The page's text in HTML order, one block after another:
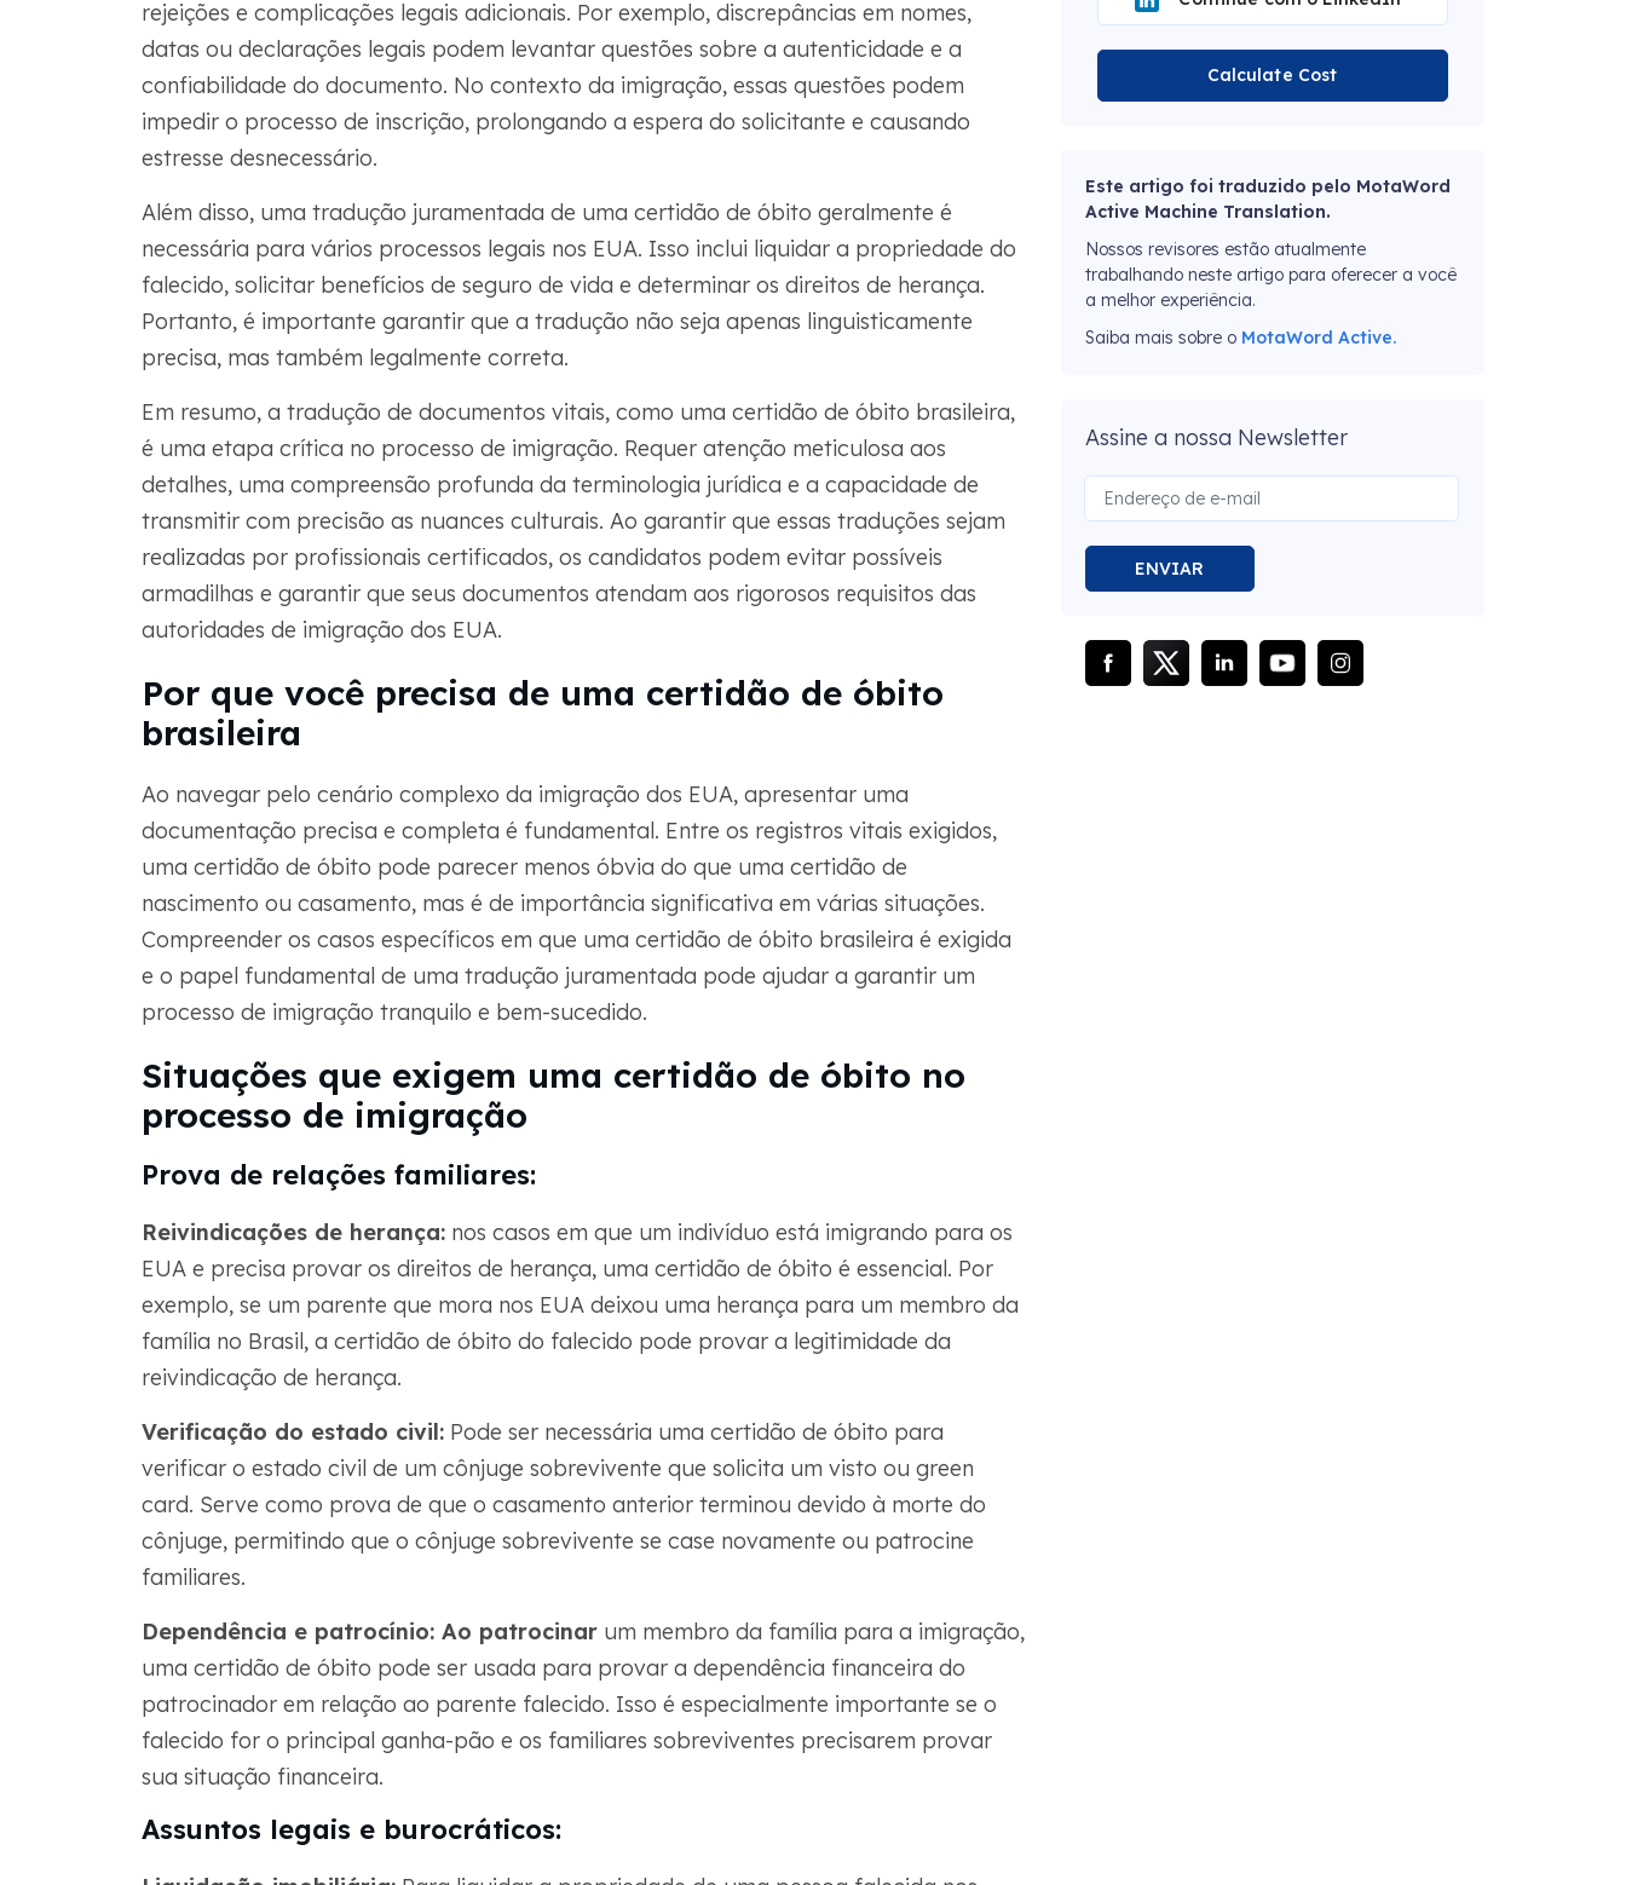
rejeições e complicações legais adicionais. Por exemplo, discrepâncias em nomes,
datas ou declarações legais podem levantar questões sobre a autenticidade e a
confiabilidade do documento. No contexto da imigração, essas questões podem
impedir o processo de inscrição, prolongando a espera do solicitante e causando
estresse desnecessário.
Além disso, uma tradução juramentada de uma certidão de óbito geralmente é
necessária para vários processos legais nos EUA. Isso inclui liquidar a propriedade do
falecido, solicitar benefícios de seguro de vida e determinar os direitos de herança.
Portanto, é importante garantir que a tradução não seja apenas linguisticamente
precisa, mas também legalmente correta.
Em resumo, a tradução de documentos vitais, como uma certidão de óbito brasileira,
é uma etapa crítica no processo de imigração. Requer atenção meticulosa aos
detalhes, uma compreensão profunda da terminologia jurídica e a capacidade de
transmitir com precisão as nuances culturais. Ao garantir que essas traduções sejam
realizadas por profissionais certificados, os candidatos podem evitar possíveis
armadilhas e garantir que seus documentos atendam aos rigorosos requisitos das
autoridades de imigração dos EUA.
Por que você precisa de uma certidão de óbito
brasileira
Ao navegar pelo cenário complexo da imigração dos EUA, apresentar uma
documentação precisa e completa é fundamental. Entre os registros vitais exigidos,
uma certidão de óbito pode parecer menos óbvia do que uma certidão de
nascimento ou casamento, mas é de importância significativa em várias situações.
Compreender os casos específicos em que uma certidão de óbito brasileira é exigida
e o papel fundamental de uma tradução juramentada pode ajudar a garantir um
processo de imigração tranquilo e bem-sucedido.
Situações que exigem uma certidão de óbito no
processo de imigração
Prova de relações familiares:
Reivindicações de herança:nos casos em que um indivíduo está imigrando para os
EUA e precisa provar os direitos de herança, uma certidão de óbito é essencial. Por
exemplo, se um parente que mora nos EUA deixou uma herança para um membro da
família no Brasil, a certidão de óbito do falecido pode provar a legitimidade da
reivindicação de herança.
Verificação do estado civil:Pode ser necessária uma certidão de óbito para
verificar o estado civil de um cônjuge sobrevivente que solicita um visto ou green
card. Serve como prova de que o casamento anterior terminou devido à morte do
cônjuge, permitindo que o cônjuge sobrevivente se case novamente ou patrocine
familiares.
Dependência e patrocínio: Ao patrocinarum membro da família para a imigração,
uma certidão de óbito pode ser usada para provar a dependência financeira do
patrocinador em relação ao parente falecido. Isso é especialmente importante se o
falecido for o principal ganha-pão e os familiares sobreviventes precisarem provar
sua situação financeira.
Assuntos legais e burocráticos:
Calculate Cost
Este artigo foi traduzido pelo MotaWord
Active Machine Translation.
Nossos revisores estão atualmente
trabalhando neste artigo para oferecer a você
a melhor experiência.
Saiba mais sobre o MotaWord Active.
Assine a nossa Newsletter
ENVIAR